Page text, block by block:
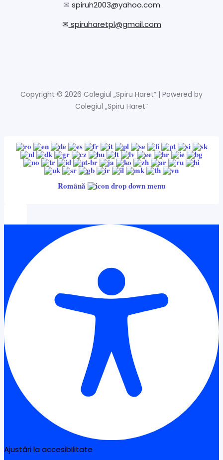
✉ spiruh2003@yahoo.com
✉ spiruharetpl@gmail.com
Copyright © 2026 Colegiul „Spiru Haret” | Powered by
Colegiul „Spiru Haret”
Română
Ajustări la accesibilitate